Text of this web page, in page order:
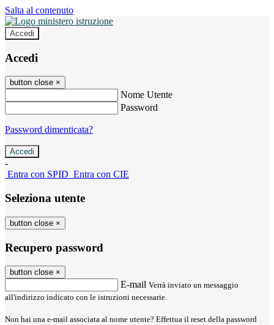
Salta al contenuto
Accedi
Accedi
button close ×
Nome Utente
Password
Password dimenticata?
-
Entra con SPID Entra con CIE
Seleziona utente
button close ×
Recupero password
button close ×
E-mail Verrà inviato un messaggio
all'indirizzo indicato con le istruzioni necessarie.
Non hai una e-mail associata al nome utente? Effettua il reset della password